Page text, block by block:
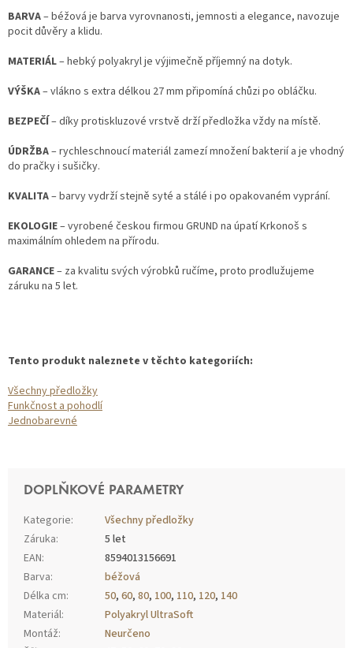
BARVA– béžová je barva vyrovnanosti, jemnosti a elegance, navozuje
pocit důvěry a klidu.
MATERIÁL– hebký polyakryl je výjimečně příjemný na dotyk.
VÝŠKA– vlákno s extra délkou 27 mm připomíná chůzi po obláčku.
BEZPEČÍ– díky protiskluzové vrstvě drží předložka vždy na místě.
ÚDRŽBA– rychleschnoucí materiál zamezí množení bakterií a je vhodný
do pračky i sušičky.
KVALITA– barvy vydrží stejně syté a stálé i po opakovaném vyprání.
EKOLOGIE– vyrobené českou firmou GRUND na úpatí Krkonoš s
maximálním ohledem na přírodu.
GARANCE– za kvalitu svých výrobků ručíme, proto prodlužujeme
záruku na 5 let.
Tento produkt naleznete v těchto kategoriích:
Všechny předložky
Funkčnost a pohodlí
Jednobarevné
DOPLŇKOVÉ PARAMETRY
Kategorie:
Všechny předložky
Záruka:
5 let
EAN:
8594013156691
Barva:
béžová
Délka cm: 50, 60, 80, 100, 110, 120, 140
Materiál:
Polyakryl UltraSoft
Montáž:
Neurčeno